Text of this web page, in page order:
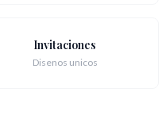
Invitaciones
Disenos unicos